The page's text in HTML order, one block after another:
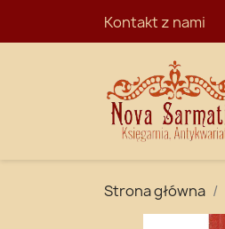
Kontakt z nami
Strona główna